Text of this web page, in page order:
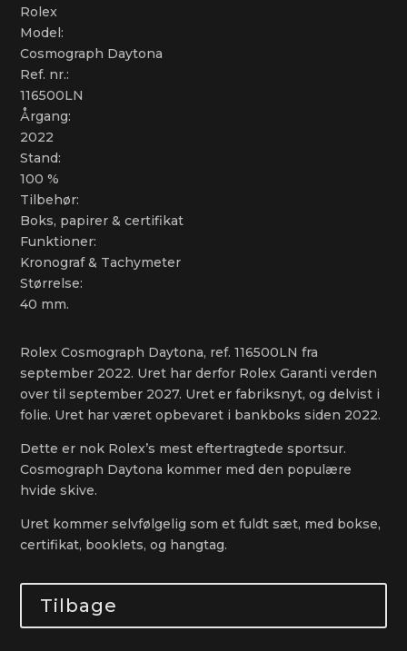
Rolex
Model:
Cosmograph Daytona
Ref. nr.:
116500LN
Årgang:
2022
Stand:
100 %
Tilbehør:
Boks, papirer & certifikat
Funktioner:
Kronograf & Tachymeter
Størrelse:
40 mm.
Rolex Cosmograph Daytona, ref. 116500LN fra
september 2022. Uret har derfor Rolex Garanti verden
over til september 2027. Uret er fabriksnyt, og delvist i
folie. Uret har været opbevaret i bankboks siden 2022.
Dette er nok Rolex’s mest eftertragtede sportsur.
Cosmograph Daytona kommer med den populære
hvide skive.
Uret kommer selvfølgelig som et fuldt sæt, med bokse,
certifikat, booklets, og hangtag.
Tilbage